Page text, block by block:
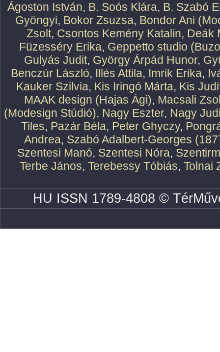
Ágoston István, B. Soós Klára, B. Szabó
Gyöngyi, Bokor Zsuzsa, Bondor Ani
Zsolt, Csontos Kemény Katalin, Deák
Füzesséry Erika, Geppetto studio
Gulyás Judit, György Árpád Hunor,
Benczúr László, Illés Attila, Imrik Erika,
Kauker Szilvia, Kis Iringó Márta, Kis
MAAK design (Hajas Ági), Macsali
(Modesign Stúdió), Nagy Eszter, Nagy
Tiles, Pazár Béla, Peter Ghyczy,
Andrea, Szabó Adalbert-Georges
Szentesi Manó, Szentesi Nóra,
Terbe János, Terebessy Tóbiás, Tolnai
HU ISSN 1789-4808 ©